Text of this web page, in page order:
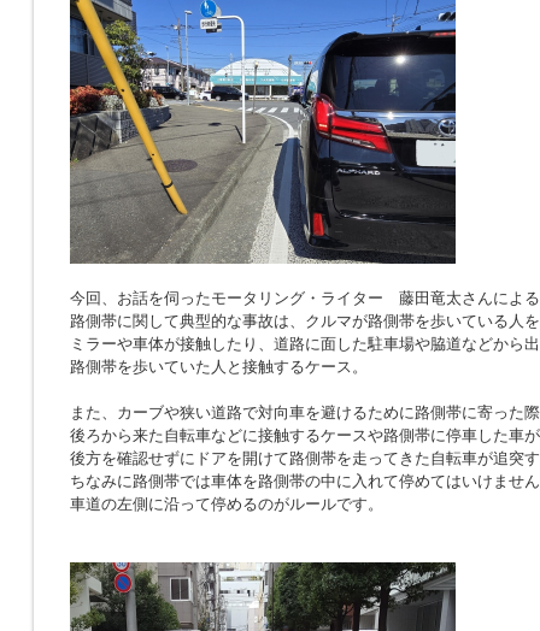
今回、お話を伺ったモータリング・ライター 藤田竜太さんによ
路側帯に関して典型的な事故は、クルマが路側帯を歩いている人
ミラーや車体が接触したり、道路に面した駐車場や脇道などから
路側帯を歩いていた人と接触するケース。
また、カーブや狭い道路で対向車を避けるために路側帯に寄った
後ろから来た自転車などに接触するケースや路側帯に停車した車
後方を確認せずにドアを開けて路側帯を走ってきた自転車が追突
ちなみに路側帯では車体を路側帯の中に入れて停めてはいけませ
車道の左側に沿って停めるのがルールです。